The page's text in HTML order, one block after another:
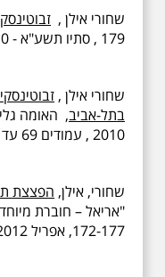
שחורי אילן ,
179 , סתיו תשע"א - 2010 , עמודים 72 עד 79.
שחורי אילן ,
בתל-אביב
2010 , עמודים 69 עד 76.
שחורי, אילן, הפצצת
172-177, אפריל 2012.